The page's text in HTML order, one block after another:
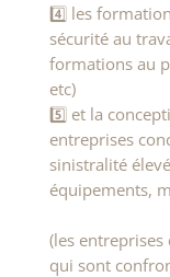
4️⃣ les
sécurité au
formations au
etc)
5️⃣ et la
entreprises
sinistralité
équipements,
(les entreprises
qui sont